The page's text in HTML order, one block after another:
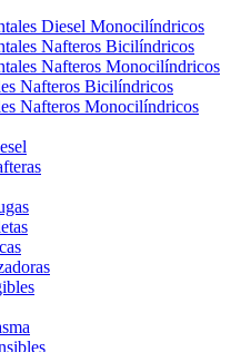
Diesel Monocilíndricos
Nafteros Bicilíndricos
Nafteros Monocilíndricos
Nafteros Bicilíndricos
Nafteros Monocilíndricos